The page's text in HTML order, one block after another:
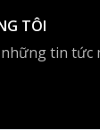
TÔI
tin tức